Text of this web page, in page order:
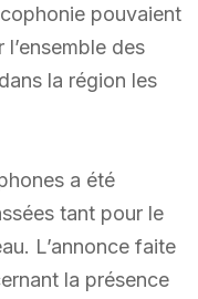
pouvaient
des
la région les
a été
tant pour le
L’annonce faite
la présence